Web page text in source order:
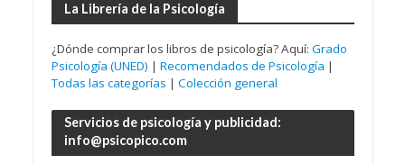
La Librería de la Psicología
¿Dónde comprar los libros de psicología? Aquí: Grado
Psicología (UNED) | Recomendados de Psicología |
Todas las categorías | Colección general
Servicios de psicología y publicidad:
info@psicopico.com